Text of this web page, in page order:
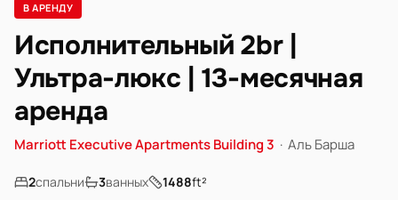
В АРЕНДУ
Исполнительный 2br |
Ультра-люкс | 13-месячная
аренда
Marriott Executive Apartments Building 3 · Аль Барша
2спальни 3ванных 1488ft²